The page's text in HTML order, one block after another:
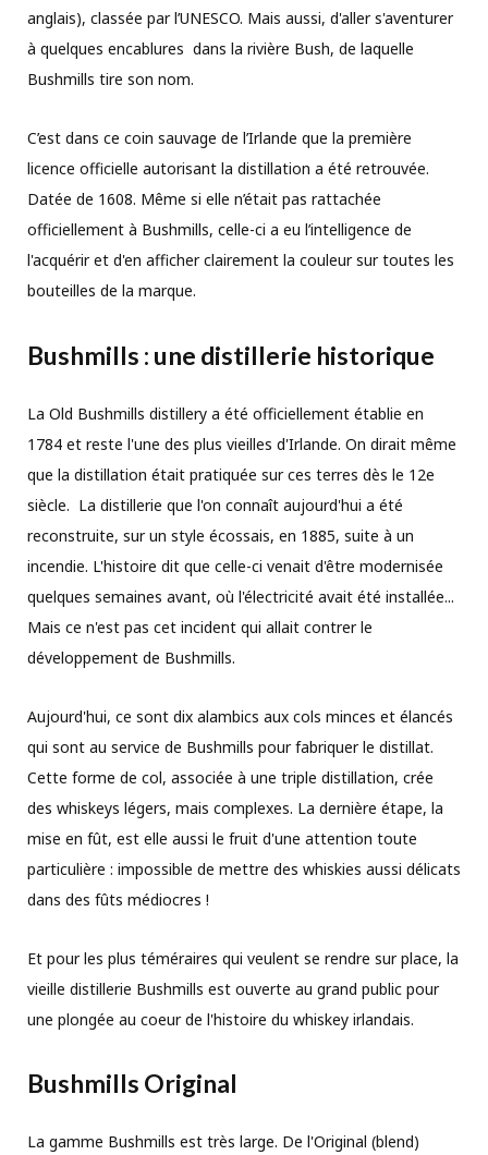
anglais), classée par l’UNESCO. Mais aussi, d'aller s'aventurer
à quelques encablures dans la rivière Bush, de laquelle
Bushmills tire son nom.
C’est dans ce coin sauvage de l’Irlande que la première
licence officielle autorisant la distillation a été retrouvée.
Datée de 1608. Même si elle n’était pas rattachée
officiellement à Bushmills, celle-ci a eu l’intelligence de
l'acquérir et d'en afficher clairement la couleur sur toutes les
bouteilles de la marque.
Bushmills : une distillerie historique
La Old Bushmills distillery a été officiellement établie en
1784 et reste l'une des plus vieilles d'Irlande. On dirait même
que la distillation était pratiquée sur ces terres dès le 12e
siècle. La distillerie que l'on connaît aujourd'hui a été
reconstruite, sur un style écossais, en 1885, suite à un
incendie. L'histoire dit que celle-ci venait d'être modernisée
quelques semaines avant, où l'électricité avait été installée...
Mais ce n'est pas cet incident qui allait contrer le
développement de Bushmills.
Aujourd'hui, ce sont dix alambics aux cols minces et élancés
qui sont au service de Bushmills pour fabriquer le distillat.
Cette forme de col, associée à une triple distillation, crée
des whiskeys légers, mais complexes. La dernière étape, la
mise en fût, est elle aussi le fruit d'une attention toute
particulière : impossible de mettre des whiskies aussi délicats
dans des fûts médiocres !
Et pour les plus téméraires qui veulent se rendre sur place, la
vieille distillerie Bushmills est ouverte au grand public pour
une plongée au coeur de l'histoire du whiskey irlandais.
Bushmills Original
La gamme Bushmills est très large. De l'Original (blend)